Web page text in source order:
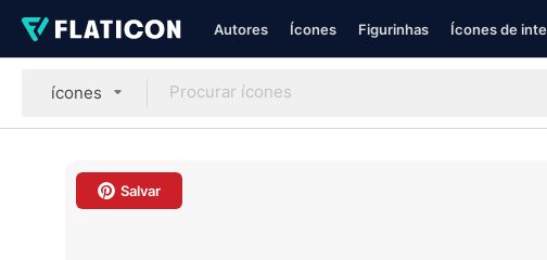
Autores Ícones Figurinhas Ícones de
ícones
Salvar